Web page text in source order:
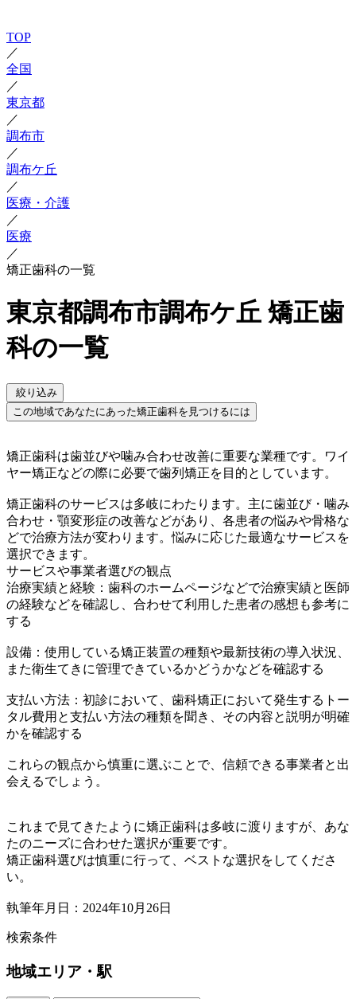
TOP
／
全国
／
東京都
／
調布市
／
調布ケ丘
／
医療・介護
／
医療
／
矯正歯科の一覧
東京都調布市調布ケ丘 矯正歯
科の一覧
絞り込み
この地域であなたにあった矯正歯科を見つけるには
矯正歯科は歯並びや噛み合わせ改善に重要な業種です。ワイ
ヤー矯正などの際に必要で歯列矯正を目的としています。
矯正歯科のサービスは多岐にわたります。主に歯並び・噛み
合わせ・顎変形症の改善などがあり、各患者の悩みや骨格な
どで治療方法が変わります。悩みに応じた最適なサービスを
選択できます。
サービスや事業者選びの観点
治療実績と経験：歯科のホームページなどで治療実績と医師
の経験などを確認し、合わせて利用した患者の感想も参考に
する
設備：使用している矯正装置の種類や最新技術の導入状況、
また衛生てきに管理できているかどうかなどを確認する
支払い方法：初診において、歯科矯正において発生するトー
タル費用と支払い方法の種類を聞き、その内容と説明が明確
かを確認する
これらの観点から慎重に選ぶことで、信頼できる事業者と出
会えるでしょう。
これまで見てきたように矯正歯科は多岐に渡りますが、あな
たのニーズに合わせた選択が重要です。
矯正歯科選びは慎重に行って、ベストな選択をしてくださ
い。
執筆年月日：2024年10月26日
検索条件
地域エリア・駅